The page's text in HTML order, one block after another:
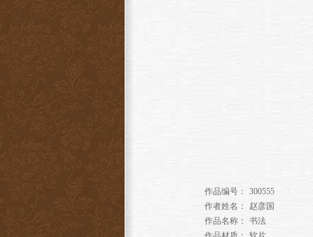
作品编号：
300555
作者姓名：
赵彦国
作品名称：
书法